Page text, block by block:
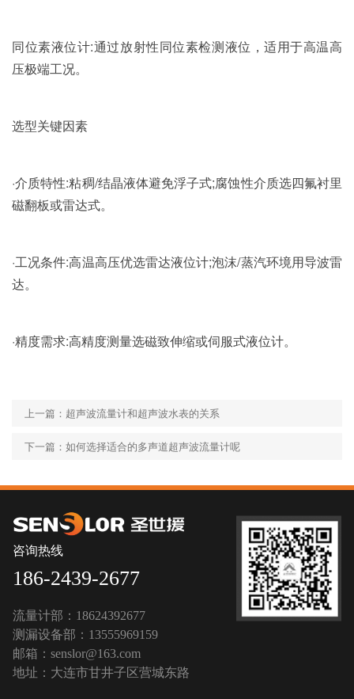
同位素液位计:通过放射性同位素检测液位，适用于高温高
压极端工况。
选型关键因素
·介质特性:粘稠/结晶液体避免浮子式;腐蚀性介质选四氟衬里
磁翻板或雷达式。
·工况条件:高温高压优选雷达液位计;泡沫/蒸汽环境用导波雷
达。
·精度需求:高精度测量选磁致伸缩或伺服式液位计。
上一篇：超声波流量计和超声波水表的关系
下一篇：如何选择适合的多声道超声波流量计呢
咨询热线
186-2439-2677
流量计部：18624392677
测漏设备部：13555969159
邮箱：senslor@163.com
地址：大连市甘井子区营城东路